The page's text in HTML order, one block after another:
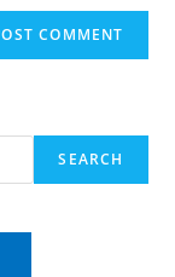
SEARCH